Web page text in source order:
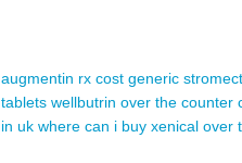
augmentin rx cost generic
tablets wellbutrin over the counter
in uk where can i buy xenical over